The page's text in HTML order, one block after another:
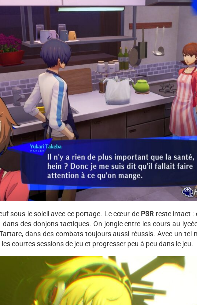
sous le soleil avec ce portage. Le cœur de P3R reste intact
des donjons tactiques. On jongle entre les cours au
dans des combats toujours aussi réussis. Avec un tel
courtes sessions de jeu et progresser peu à peu dans le jeu.